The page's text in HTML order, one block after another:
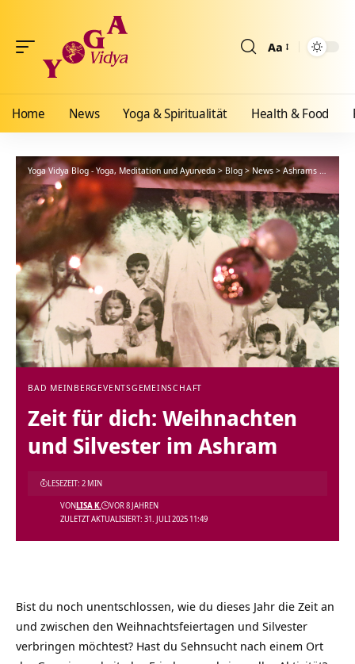
Aa
Home News Yoga & Spiritualität Health & Food
Yoga Vidya Blog - Yoga, Meditation und Ayurveda > Blog > News > Ashrams> Bad
BAD MEINBERG EVENTSGEMEINSCHAFT
Zeit für dich: Weihnachten
und Silvester im Ashram
ZULETZT AKTUALISIERT: 31. JULI 2025 11:49
VONLISA K. VOR 8 JAHREN
LESEZEIT: 2 MIN
Bist du noch unentschlossen, wie du dieses Jahr die Zeit an
und zwischen den Weihnachtsfeiertagen und Silvester
verbringen möchtest? Hast du Sehnsucht nach einem Ort